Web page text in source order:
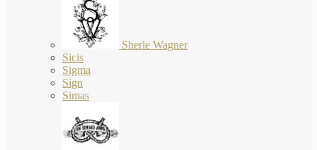
Sherle Wagner
Sicis
Sigma
Sign
Simas